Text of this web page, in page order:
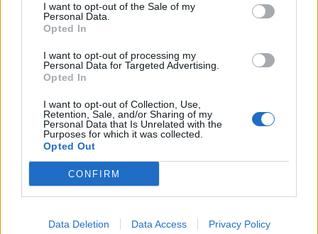
I want to opt-out of the Sale of my
Personal Data.
Opted In
I want to opt-out of processing my
Personal Data for Targeted Advertising.
Opted In
I want to opt-out of Collection, Use,
Retention, Sale, and/or Sharing of my
Personal Data that Is Unrelated with the
Purposes for which it was collected.
Opted Out
CONFIRM
Data Deletion Data Access Privacy Policy
αποζημίωσης στη Δυτ.